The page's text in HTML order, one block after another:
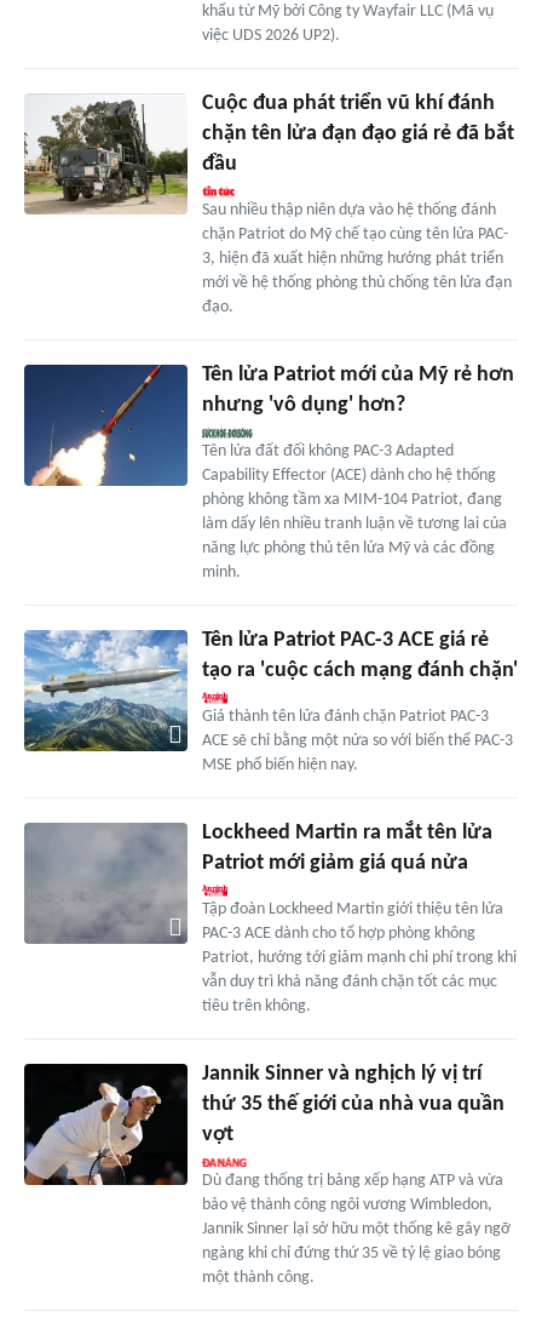
khẩu từ Mỹ bởi Công ty Wayfair LLC (Mã vụ
việc UDS 2026 UP2).
Cuộc đua phát triển vũ khí đánh
chặn tên lửa đạn đạo giá rẻ đã bắt
đầu
Sau nhiều thập niên dựa vào hệ thống đánh
chặn Patriot do Mỹ chế tạo cùng tên lửa PAC-
3, hiện đã xuất hiện những hướng phát triển
mới về hệ thống phòng thủ chống tên lửa đạn
đạo.
Tên lửa Patriot mới của Mỹ rẻ hơn
nhưng 'vô dụng' hơn?
Tên lửa đất đối không PAC-3 Adapted
Capability Effector (ACE) dành cho hệ thống
phòng không tầm xa MIM-104 Patriot, đang
làm dấy lên nhiều tranh luận về tương lai của
năng lực phòng thủ tên lửa Mỹ và các đồng
minh.
Tên lửa Patriot PAC-3 ACE giá rẻ
tạo ra 'cuộc cách mạng đánh chặn'
Giá thành tên lửa đánh chặn Patriot PAC-3
ACE sẽ chỉ bằng một nửa so với biến thể PAC-3
MSE phổ biến hiện nay.
Lockheed Martin ra mắt tên lửa
Patriot mới giảm giá quá nửa
Tập đoàn Lockheed Martin giới thiệu tên lửa
PAC-3 ACE dành cho tổ hợp phòng không
Patriot, hướng tới giảm mạnh chi phí trong khi
vẫn duy trì khả năng đánh chặn tốt các mục
tiêu trên không.
Jannik Sinner và nghịch lý vị trí
thứ 35 thế giới của nhà vua quần
vợt
Dù đang thống trị bảng xếp hạng ATP và vừa
bảo vệ thành công ngôi vương Wimbledon,
Jannik Sinner lại sở hữu một thống kê gây ngỡ
ngàng khi chỉ đứng thứ 35 về tỷ lệ giao bóng
một thành công.